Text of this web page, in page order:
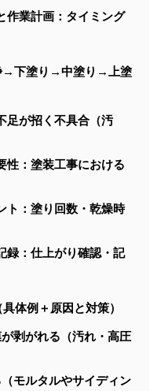
作業計画：タイミング
→下塗り→中塗り→上塗
足が招く不具合（汚
性：塗装工事における
ト：塗り回数・乾燥時
録：仕上がり確認・記
体例＋原因と対策）
剥がれる（汚れ・高圧
モルタルやサイディン